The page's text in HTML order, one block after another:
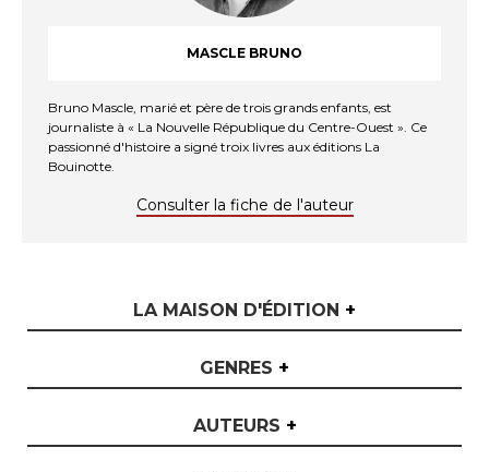
LA MAISON D'ÉDITION +
GENRES +
AUTEURS +
MASCLE BRUNO
Bruno Mascle, marié et père de trois grands enfants, est
journaliste à « La Nouvelle République du Centre-Ouest ». Ce
passionné d'histoire a signé troix livres aux éditions La
Bouinotte.
Consulter la fiche de l'auteur